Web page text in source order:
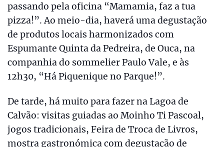
passando pela oficina “Mamamia, faz a tua
pizza!”. Ao meio-dia, haverá uma degustação
de produtos locais harmonizados com
Espumante Quinta da Pedreira, de Ouca, na
companhia do sommelier Paulo Vale, e às
12h30, “Há Piquenique no Parque!”.
De tarde, há muito para fazer na Lagoa de
Calvão: visitas guiadas ao Moinho Ti Pascoal,
jogos tradicionais, Feira de Troca de Livros,
mostra gastronómica com degustação de